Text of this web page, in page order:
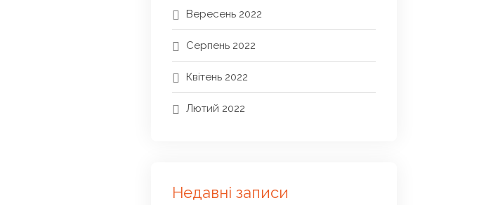
Вересень 2022
Серпень 2022
Квітень 2022
Лютий 2022
Недавні записи